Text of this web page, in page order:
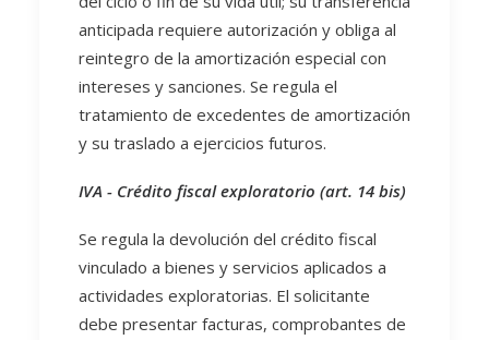
anticipada requiere autorización y obliga al
reintegro de la amortización especial con
intereses y sanciones. Se regula el
tratamiento de excedentes de amortización
y su traslado a ejercicios futuros.
IVA - Crédito fiscal exploratorio (art. 14 bis)
Se regula la devolución del crédito fiscal
vinculado a bienes y servicios aplicados a
actividades exploratorias. El solicitante
debe presentar facturas, comprobantes de